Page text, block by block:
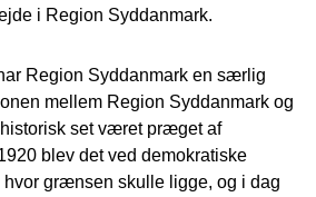
i Region Syddanmark.
Region Syddanmark en særlig
mellem Region Syddanmark og
set været præget af
blev det ved demokratiske
hvor grænsen skulle ligge, og i dag